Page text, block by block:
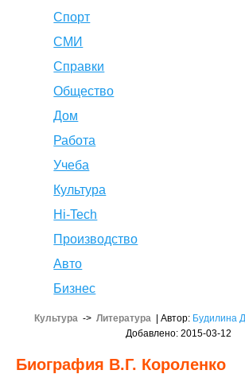
Спорт
СМИ
Справки
Общество
Дом
Работа
Учеба
Культура
Hi-Tech
Производство
Авто
Бизнес
Культура-> Литература| Автор: Будилина
Добавлено: 2015-03-12
Биография В.Г. Короленко